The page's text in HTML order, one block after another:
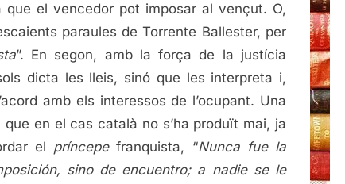
el vencedor pot imposar al vençut. O,
paraules de Torrente Ballester, per
”. En segon, amb la força de la justícia
dicta les lleis, sinó que les interpreta i,
amb els interessos de l’ocupant. Una
en el cas català no s’ha produït mai, ja
el príncepefranquista, “Nunca fue la
sino de encuentro; a nadie se le